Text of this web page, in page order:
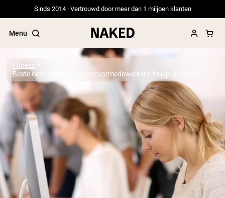
Sinds 2014 · Vertrouwd door meer dan 1 miljoen klanten
Menu
Populaire Zoektermen
”Protein Powder“
”Overnight Oats“
”Vegan protein“
”Collagen“
”Micellar Casein“
PROTEIN POWDERS Best Seller
Fitness